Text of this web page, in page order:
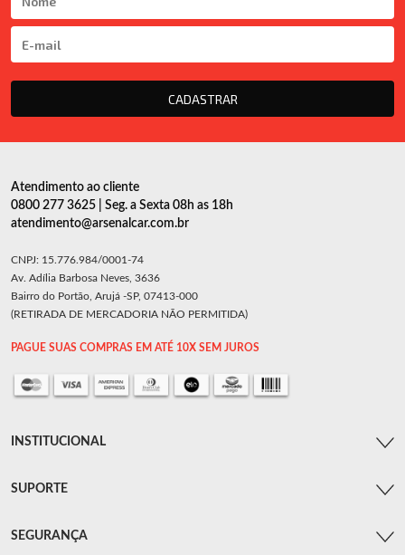
CADASTRAR
Atendimento ao cliente
0800 277 3625 | Seg. a Sexta 08h as 18h
atendimento@arsenalcar.com.br
CNPJ: 15.776.984/0001-74
Av. Adília Barbosa Neves, 3636
Bairro do Portão, Arujá -SP, 07413-000
(RETIRADA DE MERCADORIA NÃO PERMITIDA)
PAGUE SUAS COMPRAS EM ATÉ 10X SEM JUROS
INSTITUCIONAL
SUPORTE
SEGURANÇA